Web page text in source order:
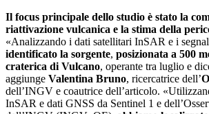
Il focus principale dello studio è stato la
riattivazione vulcanica e la stima della
«Analizzando i dati satellitari InSAR e i
identificato la sorgente, posizionata a 500
craterica di Vulcano, operante tra luglio e
aggiunge Valentina Bruno, ricercatrice dell’
dell’INGV e coautrice dell’articolo.
InSAR e dati GNSS da Sentinel 1 e